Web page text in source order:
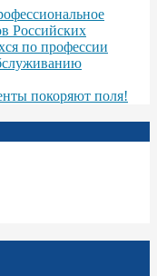
Российских
по профессии
покоряют поля!